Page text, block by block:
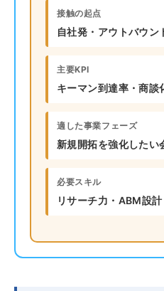
接触の起点
自社発・アウトバウン
主要KPI
キーマン到達率・商談
適した事業フェーズ
新規開拓を強化したい
必要スキル
リサーチ力・ABM設計